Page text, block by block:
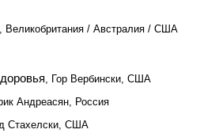
Великобритания / Австралия / США
, Гор Вербински, США
Андреасян, Россия
Стахелски, США